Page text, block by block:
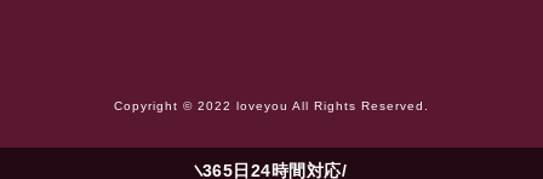
Copyright © 2022 loveyou All Rights Reserved.
365日24時間対応